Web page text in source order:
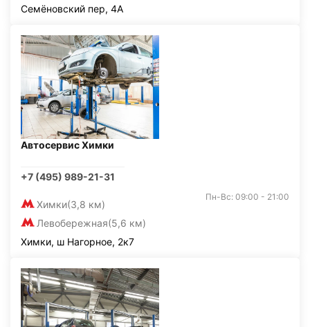
Семёновский пер, 4А
Автосервис Химки
+7 (495) 989-21-31
Химки(3,8 км)
Левобережная(5,6 км)
Пн-Вс: 09:00 - 21:00
Химки, ш Нагорное, 2к7